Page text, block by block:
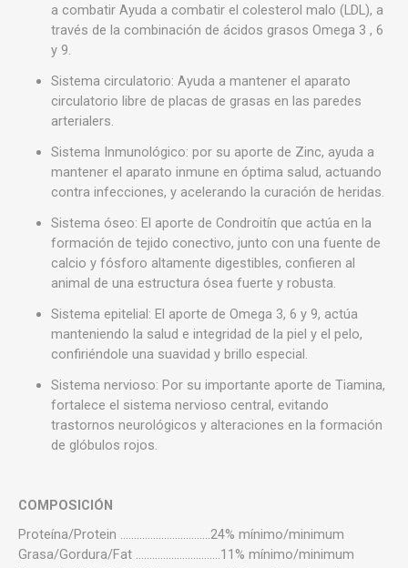
a combatir Ayuda a combatir el colesterol malo (LDL), a
través de la combinación de ácidos grasos Omega 3 , 6
y 9.
Sistema circulatorio: Ayuda a mantener el aparato
circulatorio libre de placas de grasas en las paredes
arterialers.
Sistema Inmunológico: por su aporte de Zinc, ayuda a
mantener el aparato inmune en óptima salud, actuando
contra infecciones, y acelerando la curación de heridas.
Sistema óseo: El aporte de Condroitín que actúa en la
formación de tejido conectivo, junto con una fuente de
calcio y fósforo altamente digestibles, confieren al
animal de una estructura ósea fuerte y robusta.
Sistema epitelial: El aporte de Omega 3, 6 y 9, actúa
manteniendo la salud e integridad de la piel y el pelo,
confiriéndole una suavidad y brillo especial.
Sistema nervioso: Por su importante aporte de Tiamina,
fortalece el sistema nervioso central, evitando
trastornos neurológicos y alteraciones en la formación
de glóbulos rojos.
COMPOSICIÓN
Proteína/Protein .................................24% mínimo/minimum
Grasa/Gordura/Fat ...............................11% mínimo/minimum